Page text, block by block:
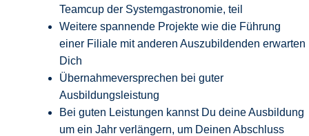
Teamcup der Systemgastronomie, teil
Weitere spannende Projekte wie die Führung
einer Filiale mit anderen Auszubildenden erwarten
Dich
Übernahmeversprechen bei guter
Ausbildungsleistung
Bei guten Leistungen kannst Du deine Ausbildung
um ein Jahr verlängern, um Deinen Abschluss